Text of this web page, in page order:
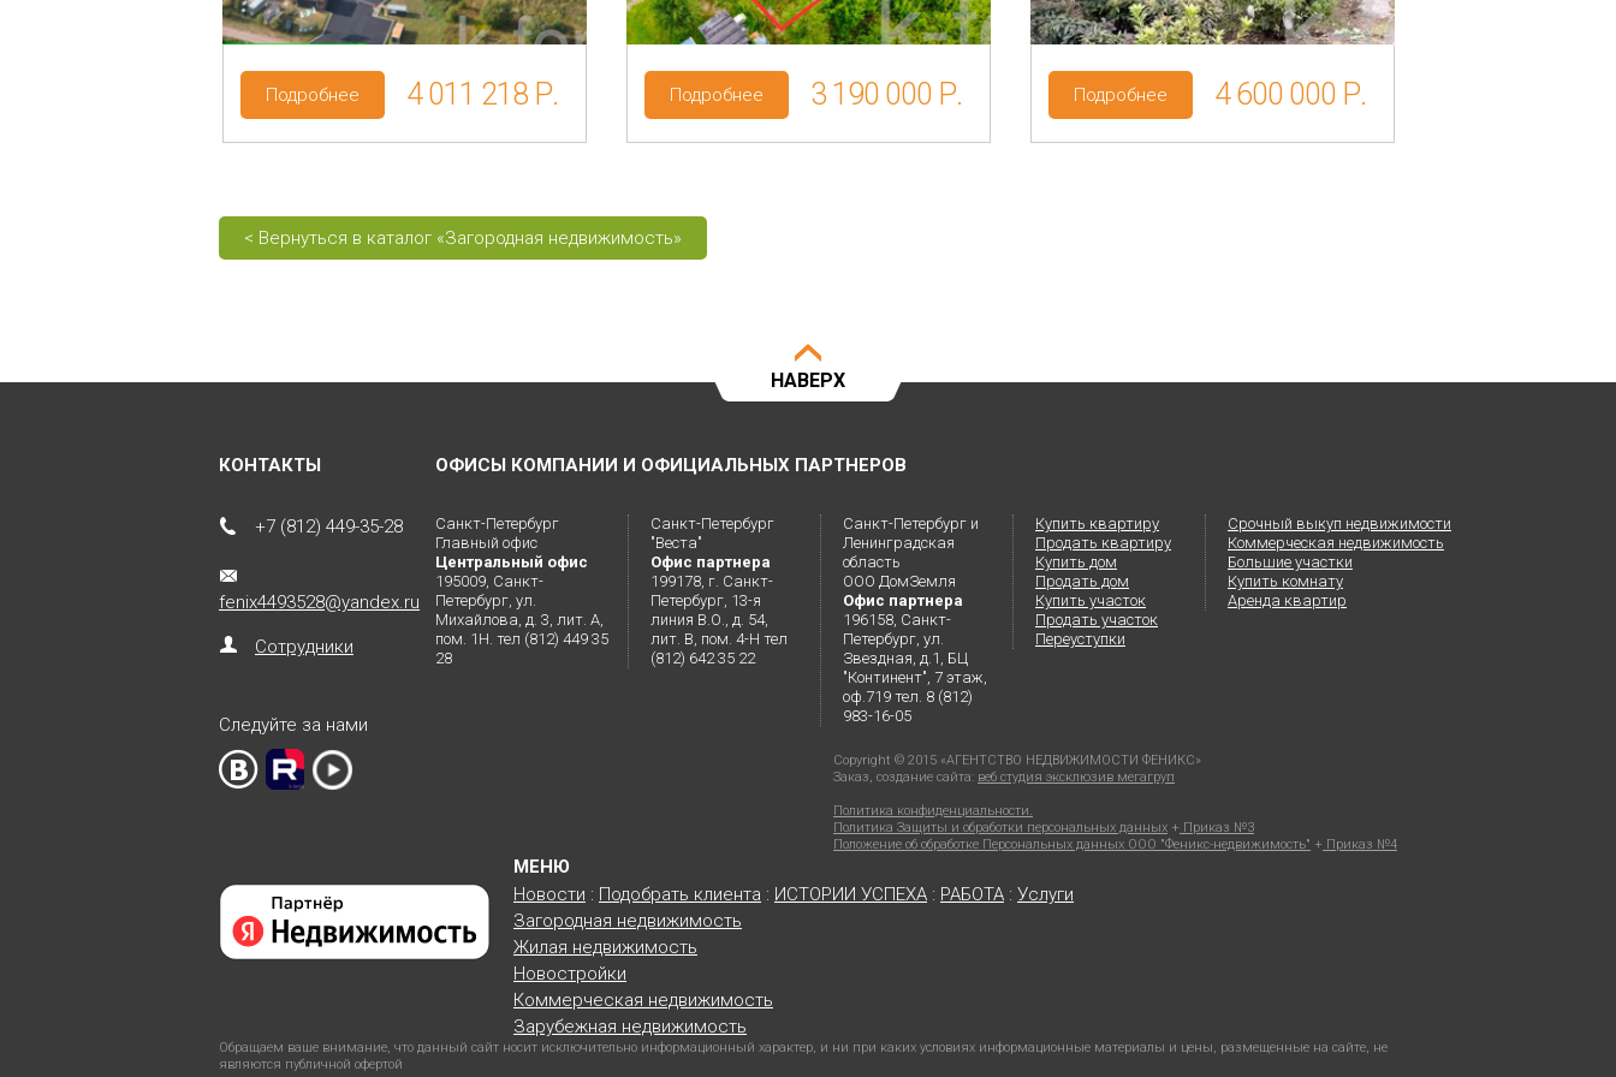
Подробнее 4 011 218 Р. Подробнее 3 190 000 Р. Подробнее 4 600 000 Р.
< Вернуться в каталог «Загородная недвижимость»
НАВЕРХ
КОНТАКТЫ
+7 (812) 449-35-28
fenix4493528@yandex.ru
Сотрудники
Следуйте за нами
ОФИСЫ КОМПАНИИ И ОФИЦИАЛЬНЫХ ПАРТНЕРОВ
Санкт-Петербург
Главный офис
Центральный офис
195009, Санкт-
Петербург, ул.
Михайлова, д. 3, лит. А,
пом. 1Н. тел (812) 449 35
28
Санкт-Петербург
"Веста"
Офис партнера
199178, г. Санкт-
Петербург, 13-я
линия В.О., д. 54,
лит. В, пом. 4-Н тел
(812) 642 35 22
Санкт-Петербург и
Ленинградская
область
ООО ДомЗемля
Офис партнера
196158, Санкт-
Петербург, ул.
Звездная, д.1, БЦ
"Континент", 7 этаж,
оф.719 тел. 8 (812)
983-16-05
Купить квартиру
Продать квартиру
Купить дом
Продать дом
Купить участок
Продать участок
Переуступки
Срочный выкуп недвижимости
Коммерческая недвижимость
Большие участки
Купить комнату
Аренда квартир
Copyright © 2015 «АГЕНТСТВО НЕДВИЖИМОСТИ ФЕНИКС»
Заказ, создание сайта: веб студия эксклюзив мегагруп
Политика конфиденциальности.
Политика Защиты и обработки персональных данных + Приказ №3
Положение об обработке Персональных данных ООО "Феникс-недвижимость" + Приказ №4
МЕНЮ
Новости : Подобрать клиента : ИСТОРИИ УСПЕХА : РАБОТА : Услуги
Загородная недвижимость
Жилая недвижимость
Новостройки
Коммерческая недвижимость
Зарубежная недвижимость
Обращаем ваше внимание, что данный сайт носит исключительно информационный характер, и ни при каких условиях информационные материалы и цены, размещенные на сайте, не
являются публичной офертой